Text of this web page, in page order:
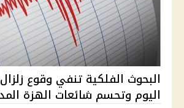
البحوث الفلكية تنفي وقوع
اليوم وتحسم شائعات الهزة